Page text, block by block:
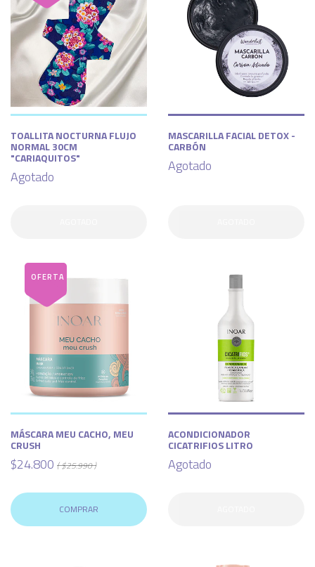
TOALLITA NOCTURNA FLUJO
NORMAL 30CM
"CARIAQUITOS"
Agotado
MASCARILLA FACIAL DETOX -
CARBÓN
Agotado
MÁSCARA MEU CACHO, MEU
CRUSH
$24.800 ( $25.990 )
COMPRAR
ACONDICIONADOR
CICATRIFIOS LITRO
Agotado